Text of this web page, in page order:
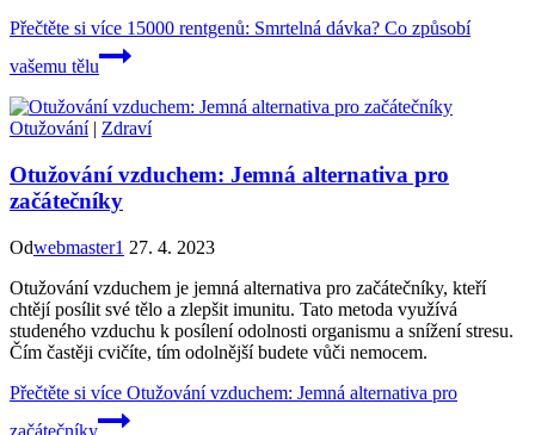
Přečtěte si více 15000 rentgenů: Smrtelná dávka? Co způsobí
vašemu tělu
Otužování| Zdraví
Otužování vzduchem: Jemná alternativa pro
začátečníky
Odwebmaster1 27. 4. 2023
Otužování vzduchem je jemná alternativa pro začátečníky, kteří
chtějí posílit své tělo a zlepšit imunitu. Tato metoda využívá
studeného vzduchu k posílení odolnosti organismu a snížení stresu.
Čím častěji cvičíte, tím odolnější budete vůči nemocem.
Přečtěte si více Otužování vzduchem: Jemná alternativa pro
začátečníky